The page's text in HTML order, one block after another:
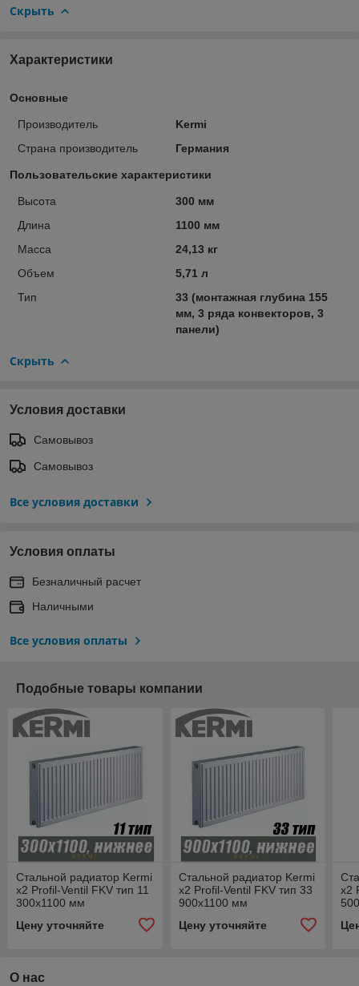
Скрыть
Характеристики
Основные
Производитель
Kermi
Страна производитель
Германия
Пользовательские характеристики
Высота
300 мм
Длина
1100 мм
Масса
24,13 кг
Объем
5,71 л
Тип
33 (монтажная глубина 155
мм, 3 ряда конвекторов, 3
панели)
Скрыть
Условия доставки
Самовывоз
Самовывоз
Все условия доставки
Условия оплаты
Безналичный расчет
Наличными
Все условия оплаты
Подобные товары компании
Стальной радиатор Kermi
x2 Profil-Ventil FKV тип 11
300x1100 мм
Цену уточняйте
Стальной радиатор Kermi
x2 Profil-Ventil FKV тип 33
900x1100 мм
Цену уточняйте
x2
О нас